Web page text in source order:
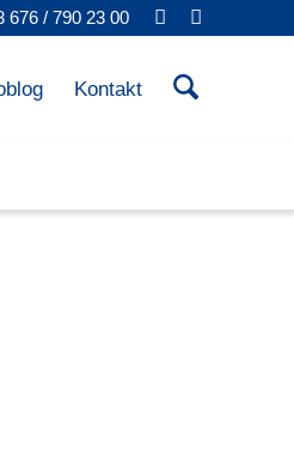
676 / 790 23 00
Kontakt